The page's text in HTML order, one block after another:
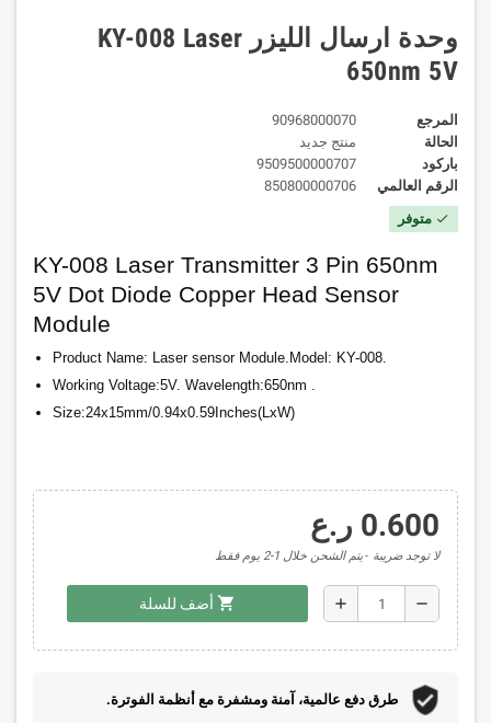
وحدة ارسال الليزر KY-008 Laser
650nm 5V
المرجع
90968000070
الحالة
منتج جديد
باركود
9509500000707
الرقم العالمي
850800000706
check متوفر
KY-008 Laser Transmitter 3 Pin 650nm
5V Dot Diode Copper Head Sensor
Module
Product Name: Laser sensor Module.Model: KY-008.
Working Voltage:5V. Wavelength:650nm .
Size:24x15mm/0.94x0.59Inches(LxW)
0.600 ر.ع
لا توجد ضريبة يتم الشحن خلال 1-2 يوم فقط
remove
add
shopping_cart أضف للسلة
طرق دفع عالمية، آمنة ومشفرة مع أنظمة الفوترة.